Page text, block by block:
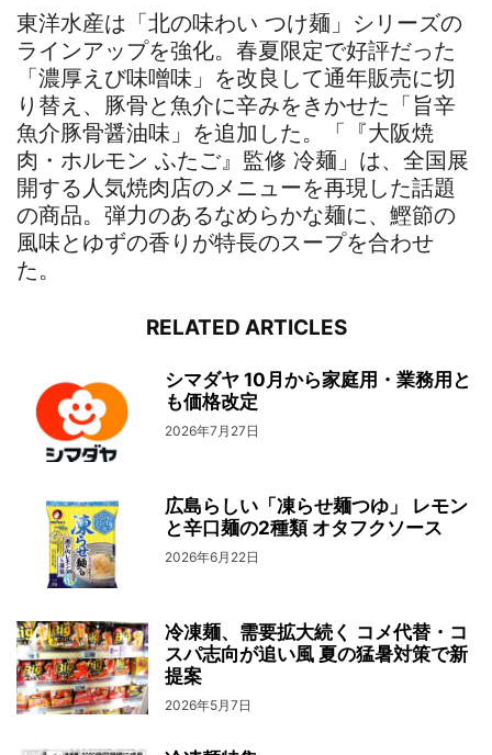
東洋水産は「北の味わい つけ麺」シリーズの
ラインアップを強化。春夏限定で好評だった
「濃厚えび味噌味」を改良して通年販売に切
り替え、豚骨と魚介に辛みをきかせた「旨辛
魚介豚骨醤油味」を追加した。「『大阪焼
肉・ホルモン ふたご』監修 冷麺」は、全国展
開する人気焼肉店のメニューを再現した話題
の商品。弾力のあるなめらかな麺に、鰹節の
風味とゆずの香りが特長のスープを合わせ
た。
RELATED ARTICLES
シマダヤ 10月から家庭用・業務用と
も価格改定
2026年7月27日
広島らしい「凍らせ麺つゆ」 レモン
と辛口麺の2種類 オタフクソース
2026年6月22日
冷凍麺、需要拡大続く コメ代替・コ
スパ志向が追い風 夏の猛暑対策で新
提案
2026年5月7日